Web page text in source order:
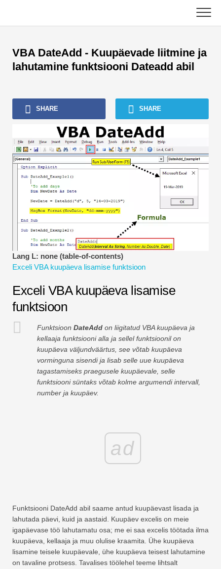
content
Raamatupidamise õpetused
Excel, VBA ja Power BI
Investeerimispanganduse õpetused
Parimad raamatud
Finants Karjäärijuhised
Rahanduse sertifitseerimise ressursid
Finantsmodelleerimise õpetused
Riskijuhtimise õpetused
VBA DateAdd - Kuupäevade liitmine ja
lahutamine funktsiooni Dateadd abil
SHARE SHARE
Lang L: none (table-of-contents)
Exceli VBA kuupäeva lisamise funktsioon
Exceli VBA kuupäeva lisamise
funktsioon
Funktsioon DateAdd on liigitatud VBA kuupäeva ja
kellaaja funktsiooni alla ja sellel funktsioonil on
kuupäeva väljundväärtus, see võtab kuupäeva
vorminguna sisendi ja lisab selle uue kuupäeva
tagastamiseks praegusele kuupäevale, selle
funktsiooni süntaks võtab kolme argumendi intervall,
number ja kuupäev.
ad
Funktsiooni DateAdd abil saame antud kuupäevast lisada ja
lahutada päevi, kuid ja aastaid. Kuupäev excelis on meie
igapäevase töö lahutamatu osa; me ei saa excelis töötada ilma
kuupäeva, kellaaja ja muu olulise kraamita. Ühe kuupäeva
lisamine teisele kuupäevale, ühe kuupäeva teisest lahutamine
on tavaline protsess. Tavalises töölehel teeme lihtsalt